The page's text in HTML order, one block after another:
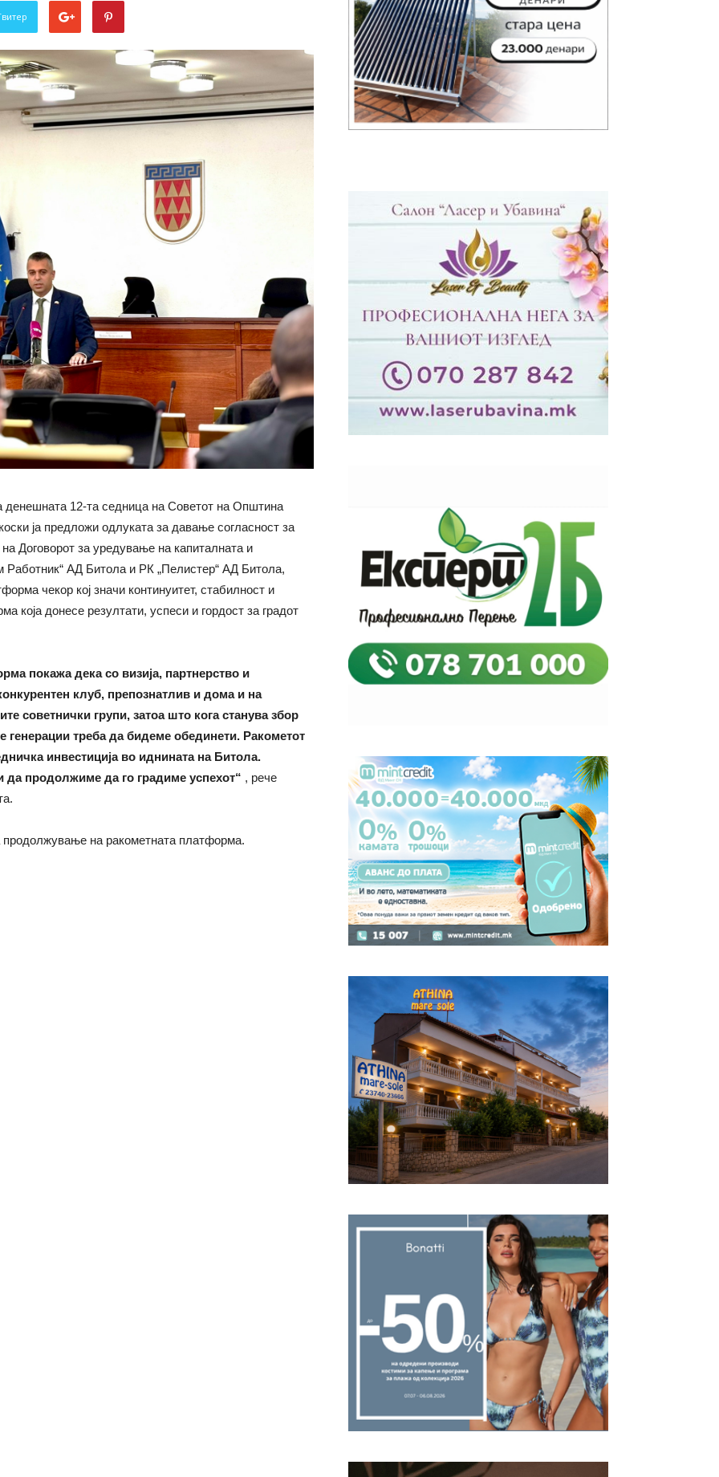
денешната 12-та седница на Советот на Општина
ја предложи одлуката за давање согласност за
Договорот за уредување на капиталната и
Работник“ АД Битола и РК „Пелистер“ АД Битола,
чекор кој значи континуитет, стабилност и
која донесе резултати, успеси и гордост за градот
покажа дека со визија, партнерство и
клуб, препознатлив и дома и на
советнички групи, затоа што кога станува збор
генерации треба да бидеме обединети. Ракометот
инвестиција во иднината на Битола.
да продолжиме да го градиме успехот“ , рече
продолжување на ракометната платформа.